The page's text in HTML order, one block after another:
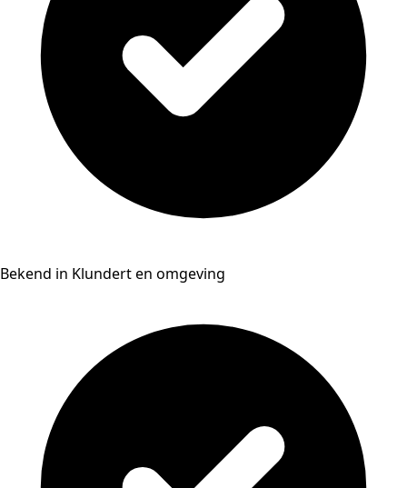
Bekend in Klundert en omgeving